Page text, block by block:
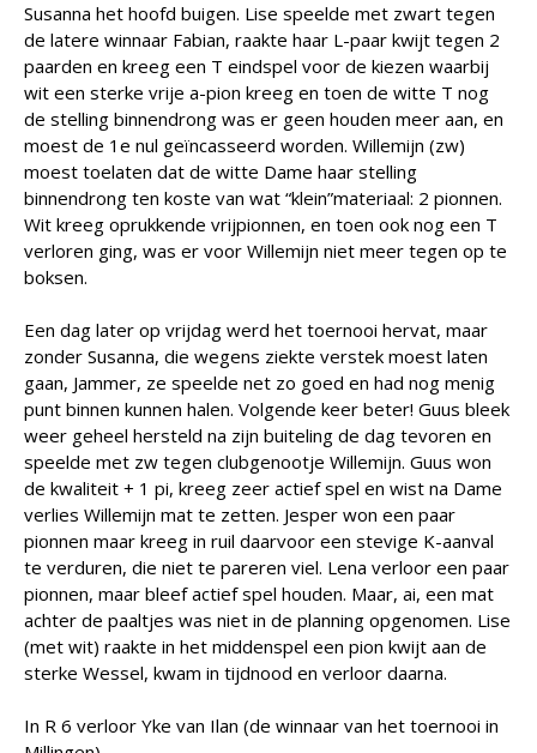
Susanna het hoofd buigen. Lise speelde met zwart tegen
de latere winnaar Fabian, raakte haar L-paar kwijt tegen 2
paarden en kreeg een T eindspel voor de kiezen waarbij
wit een sterke vrije a-pion kreeg en toen de witte T nog
de stelling binnendrong was er geen houden meer aan, en
moest de 1e nul geïncasseerd worden. Willemijn (zw)
moest toelaten dat de witte Dame haar stelling
binnendrong ten koste van wat “klein”materiaal: 2 pionnen.
Wit kreeg oprukkende vrijpionnen, en toen ook nog een T
verloren ging, was er voor Willemijn niet meer tegen op te
boksen.
Een dag later op vrijdag werd het toernooi hervat, maar
zonder Susanna, die wegens ziekte verstek moest laten
gaan, Jammer, ze speelde net zo goed en had nog menig
punt binnen kunnen halen. Volgende keer beter! Guus bleek
weer geheel hersteld na zijn buiteling de dag tevoren en
speelde met zw tegen clubgenootje Willemijn. Guus won
de kwaliteit + 1 pi, kreeg zeer actief spel en wist na Dame
verlies Willemijn mat te zetten. Jesper won een paar
pionnen maar kreeg in ruil daarvoor een stevige K-aanval
te verduren, die niet te pareren viel. Lena verloor een paar
pionnen, maar bleef actief spel houden. Maar, ai, een mat
achter de paaltjes was niet in de planning opgenomen. Lise
(met wit) raakte in het middenspel een pion kwijt aan de
sterke Wessel, kwam in tijdnood en verloor daarna.
In R 6 verloor Yke van Ilan (de winnaar van het toernooi in